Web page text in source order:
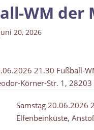
WM der
20, 2026
21.30 Fußball-
Körner-Str. 1,
Samstag 20.06.2026
Elfenbeinküste,